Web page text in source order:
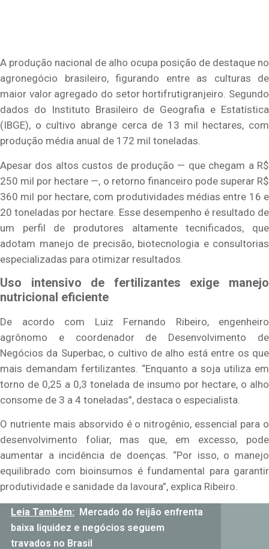
A produção nacional de alho ocupa posição de destaque no
agronegócio brasileiro, figurando entre as culturas de
maior valor agregado do setor hortifrutigranjeiro. Segundo
dados do Instituto Brasileiro de Geografia e Estatística
(IBGE), o cultivo abrange cerca de 13 mil hectares, com
produção média anual de 172 mil toneladas.
Apesar dos altos custos de produção — que chegam a R$
250 mil por hectare —, o retorno financeiro pode superar R$
360 mil por hectare, com produtividades médias entre 16 e
20 toneladas por hectare. Esse desempenho é resultado de
um perfil de produtores altamente tecnificados, que
adotam manejo de precisão, biotecnologia e consultorias
especializadas para otimizar resultados.
Uso intensivo de fertilizantes exige manejo
nutricional eficiente
De acordo com Luiz Fernando Ribeiro, engenheiro
agrônomo e coordenador de Desenvolvimento de
Negócios da Superbac, o cultivo de alho está entre os que
mais demandam fertilizantes. “Enquanto a soja utiliza em
torno de 0,25 a 0,3 tonelada de insumo por hectare, o alho
consome de 3 a 4 toneladas”, destaca o especialista.
O nutriente mais absorvido é o nitrogênio, essencial para o
desenvolvimento foliar, mas que, em excesso, pode
aumentar a incidência de doenças. “Por isso, o manejo
equilibrado com bioinsumos é fundamental para garantir
produtividade e sanidade da lavoura”, explica Ribeiro.
Leia Também: Mercado do feijão enfrenta
baixa liquidez e negócios seguem
travados no Brasil